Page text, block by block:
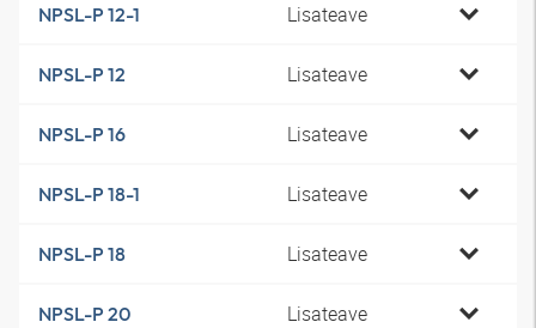
NPSL-P 12-1 Lisateave
NPSL-P 12 Lisateave
NPSL-P 16 Lisateave
NPSL-P 18-1 Lisateave
NPSL-P 18 Lisateave
NPSL-P 20 Lisateave